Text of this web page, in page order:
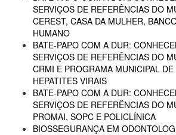
SERVIÇOS DE REFERÊNCIAS DO
CEREST, CASA DA MULHER,
HUMANO
BATE-PAPO COM A DUR:
SERVIÇOS DE REFERÊNCIAS DO
CRMI E PROGRAMA MUNICIPAL
HEPATITES VIRAIS
BATE-PAPO COM A DUR:
SERVIÇOS DE REFERÊNCIAS DO
PROMAI, SOPC E POLICLÍNICA
BIOSSEGURANÇA EM